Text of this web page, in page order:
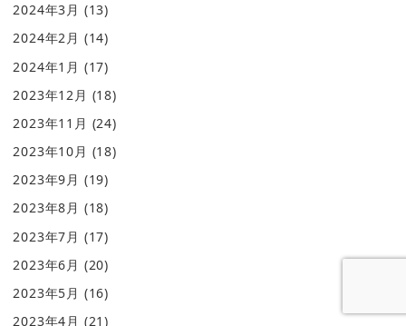
2024年3月 (13)
2024年2月 (14)
2024年1月 (17)
2023年12月 (18)
2023年11月 (24)
2023年10月 (18)
2023年9月 (19)
2023年8月 (18)
2023年7月 (17)
2023年6月 (20)
2023年5月 (16)
2023年4月 (21)